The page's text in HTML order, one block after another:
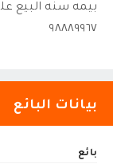
بيمه سنه البيع
٩٨٨٨٩٩٦٧
بيانات البائع
بائع